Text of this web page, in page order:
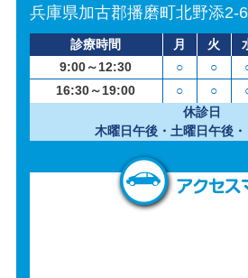
兵庫県加古郡播磨町北野添2-
診療時間 月 火
9:00～12:30
○ ○
16:30～19:00
○ ○
休診日
木曜日午後・土曜日午後・